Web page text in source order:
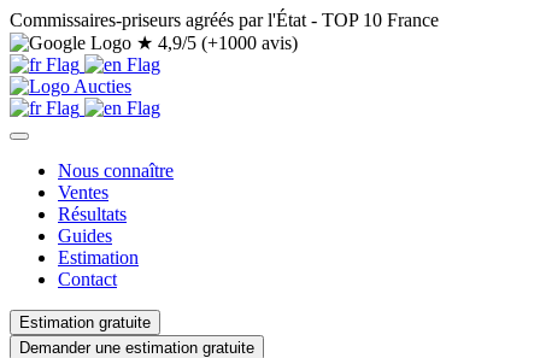
Commissaires-priseurs agréés par l'État - TOP 10 France
★ 4,9/5 (+1000 avis)
Nous connaître
Ventes
Résultats
Guides
Estimation
Contact
Estimation gratuite
Demander une estimation gratuite